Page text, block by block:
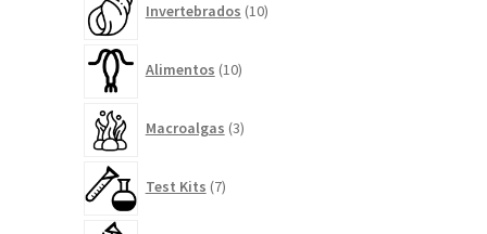
Invertebrados 10productos
Alimentos 10productos
Macroalgas 3productos
Test Kits 7productos